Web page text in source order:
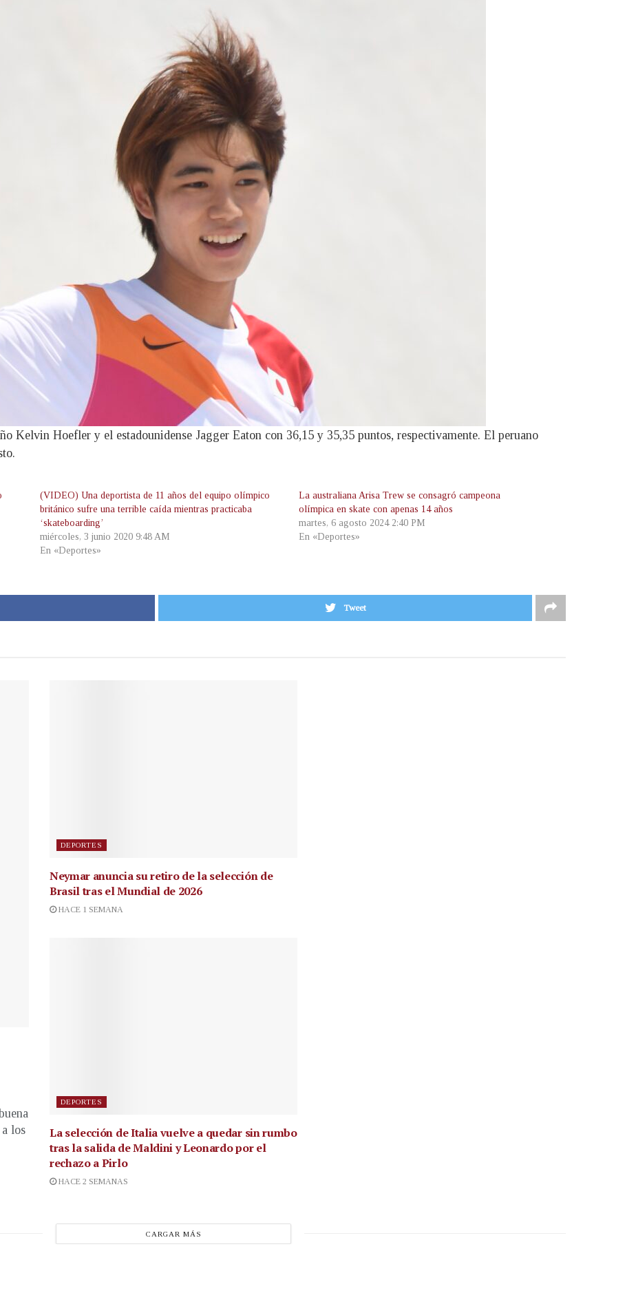
Kelvin Hoefler y el estadounidense Jagger Eaton con 36,15 y 35,35 puntos, respectivamente. El peruano
(VIDEO) Una deportista de 11 años del equipo olímpico
británico sufre una terrible caída mientras practicaba
‘skateboarding’
miércoles, 3 junio 2020 9:48 AM
En «Deportes»
La australiana Arisa Trew se consagró campeona
olímpica en skate con apenas 14 años
martes, 6 agosto 2024 2:40 PM
En «Deportes»
Tweet
los
DEPORTES
Neymar anuncia su retiro de la selección de
Brasil tras el Mundial de 2026
HACE 1 SEMANA
DEPORTES
La selección de Italia vuelve a quedar sin rumbo
tras la salida de Maldini y Leonardo por el
rechazo a Pirlo
HACE 2 SEMANAS
CARGAR MÁS